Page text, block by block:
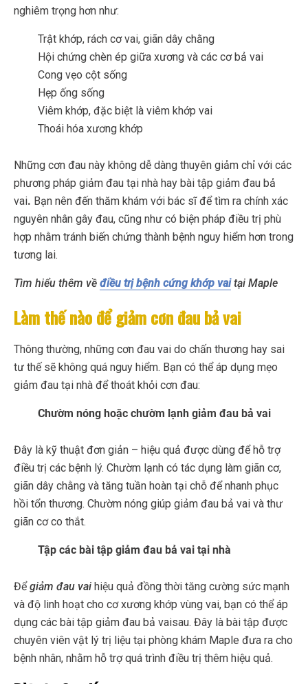
nghiêm trọng hơn như:
Trật khớp, rách cơ vai, giãn dây chằng
Hội chứng chèn ép giữa xương và các cơ bả vai
Cong vẹo cột sống
Hẹp ống sống
Viêm khớp, đặc biệt là viêm khớp vai
Thoái hóa xương khớp
Những cơn đau này không dễ dàng thuyên giảm chỉ với các
phương pháp giảm đau tại nhà hay bài tập giảm đau bả
vai. Bạn nên đến thăm khám với bác sĩ để tìm ra chính xác
nguyên nhân gây đau, cũng như có biện pháp điều trị phù
hợp nhằm tránh biến chứng thành bệnh nguy hiểm hơn trong
tương lai.
Tìm hiểu thêm về điều trị bệnh cứng khớp vai tại Maple
Làm thế nào để giảm cơn đau bả vai
Thông thường, những cơn đau vai do chấn thương hay sai
tư thế sẽ không quá nguy hiểm. Bạn có thể áp dụng mẹo
giảm đau tại nhà để thoát khỏi cơn đau:
Chườm nóng hoặc chườm lạnh giảm đau bả vai
Đây là kỹ thuật đơn giản – hiệu quả được dùng để hỗ trợ
điều trị các bệnh lý. Chườm lạnh có tác dụng làm giãn cơ,
giãn dây chằng và tăng tuần hoàn tại chỗ để nhanh phục
hồi tổn thương. Chườm nóng giúp giảm đau bả vai và thư
giãn cơ co thắt.
Tập các bài tập giảm đau bả vai tại nhà
Đểgiảm đau vai hiệu quả đồng thời tăng cường sức mạnh
và độ linh hoạt cho cơ xương khớp vùng vai, bạn có thể áp
dụng các bài tập giảm đau bả vaisau. Đây là bài tập được
chuyên viên vật lý trị liệu tại phòng khám Maple đưa ra cho
bệnh nhân, nhằm hỗ trợ quá trình điều trị thêm hiệu quả.